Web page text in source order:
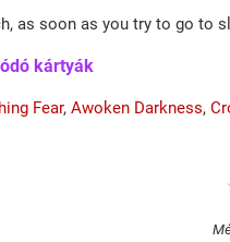
as soon as you try to go to
kártyák
Fear, Awoken Darkness,